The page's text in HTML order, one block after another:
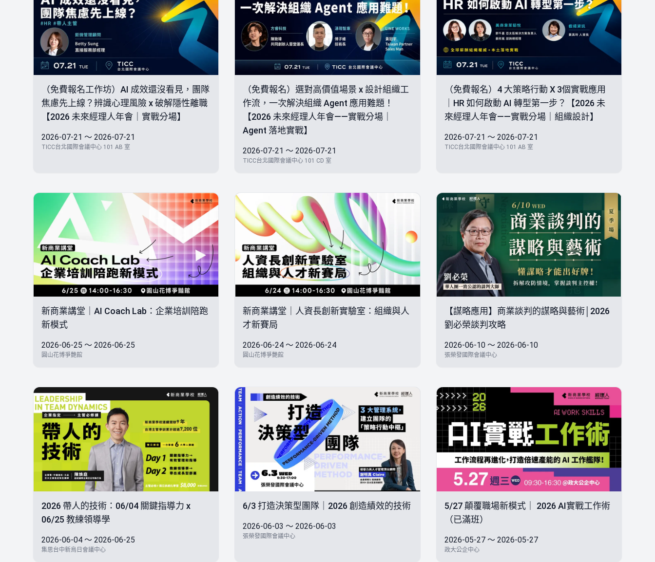
（免費報名工作坊）AI 成效還沒看見，團隊
焦慮先上線？辨識心理風險 x 破解隱性離職
【2026 未來經理人年會｜實戰分場】
2026-07-21 ～ 2026-07-21
TICC台北國際會議中心 101 AB 室
（免費報名）選對高價值場景 x 設計組織工
作流，一次解決組織 Agent 應用難題！
【2026 未來經理人年會——實戰分場｜
Agent 落地實戰】
2026-07-21 ～ 2026-07-21
TICC台北國際會議中心 101 CD 室
（免費報名）4 大策略行動 X 3個實戰應用
｜HR 如何啟動 AI 轉型第一步？【2026 未
來經理人年會——實戰分場｜組織設計】
2026-07-21 ～ 2026-07-21
TICC台北國際會議中心 101 AB 室
新商業講堂｜AI Coach Lab：企業培訓陪跑
新模式
2026-06-25 ～ 2026-06-25
圓山花博爭艷館
新商業講堂｜人資長創新實驗室：組織與人
才新賽局
2026-06-24 ～ 2026-06-24
圓山花博爭艷館
【謀略應用】商業談判的謀略與藝術│2026
劉必榮談判攻略
2026-06-10 ～ 2026-06-10
張榮發國際會議中心
2026 帶人的技術：06/04 關鍵指導力 x
06/25 教練領導學
2026-06-04 ～ 2026-06-25
集思台中新烏日會議中心
6/3 打造決策型團隊｜2026 創造績效的技術
2026-06-03 ～ 2026-06-03
張榮發國際會議中心
5/27 顛覆職場新模式｜ 2026 AI實戰工作術
（已滿班）
2026-05-27 ～ 2026-05-27
政大公企中心